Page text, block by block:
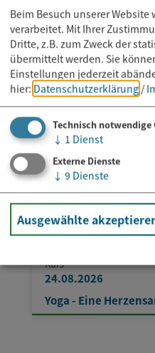
Kurs
24.08.2026
Yoga - Eine
Beim Besuch unserer
verarbeitet. Mit Ihrer
Dritte, z.B. zum Zweck der
übermittelt werden. Sie
Einstellungen jederzeit
hier: Datenschutzerklärung /
Technisch notwendige
↓ 1 Dienst
Externe Dienste
↓ 9 Dienste
Ausgewählte